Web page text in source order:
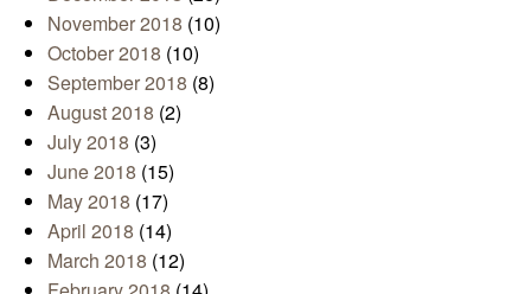
November 2018 (10)
October 2018 (10)
September 2018 (8)
August 2018 (2)
July 2018 (3)
June 2018 (15)
May 2018 (17)
April 2018 (14)
March 2018 (12)